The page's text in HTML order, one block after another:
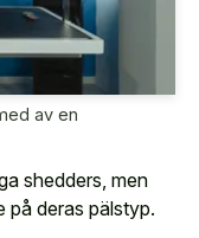
av en
shedders, men
på deras pälstyp.